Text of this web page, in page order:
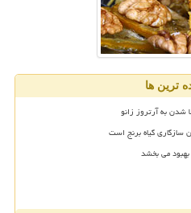
ترین ها
شدن به آرتروز زانو
می بخشد